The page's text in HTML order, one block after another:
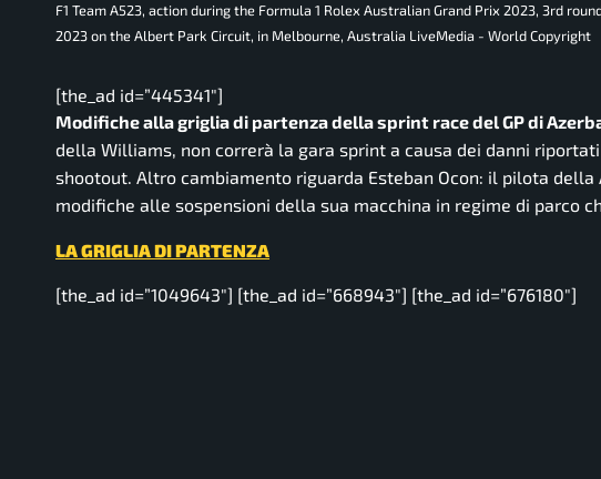
F1 Team A523, action during the Formula 1 Rolex Australian Grand Prix 2023, 3rd
2023 on the Albert Park Circuit, in Melbourne, Australia LiveMedia - World Copyright
[the_ad id=”445341″]
Modifiche alla griglia di partenza della sprint race del GP di
della Williams, non correrà la gara sprint a causa dei danni
shootout. Altro cambiamento riguarda Esteban Ocon: il pilota
modifiche alle sospensioni della sua macchina in regime di parco
LA GRIGLIA DI PARTENZA
[the_ad id=”1049643″] [the_ad id=”668943″] [the_ad id=”676180″]